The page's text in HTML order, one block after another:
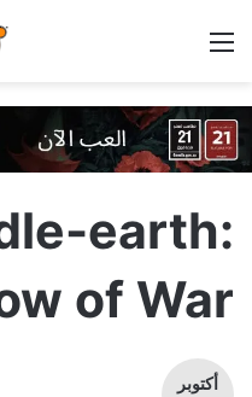
القائمة
earth:
of War
أكتوبر